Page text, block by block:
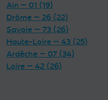
Ain — 01 (19)
Drôme — 26 (22)
Savoie — 73 (26)
Haute-Loire — 43 (25)
Ardèche — 07 (34)
Loire — 42 (26)